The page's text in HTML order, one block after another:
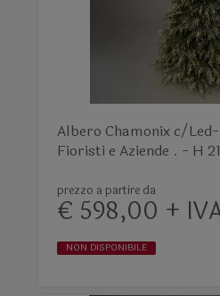
Albero Chamonix c/Led- Sconti per
Fioristi e Aziende . - H
prezzo a partire da
€ 598,00 +
NON DISPONIBILE